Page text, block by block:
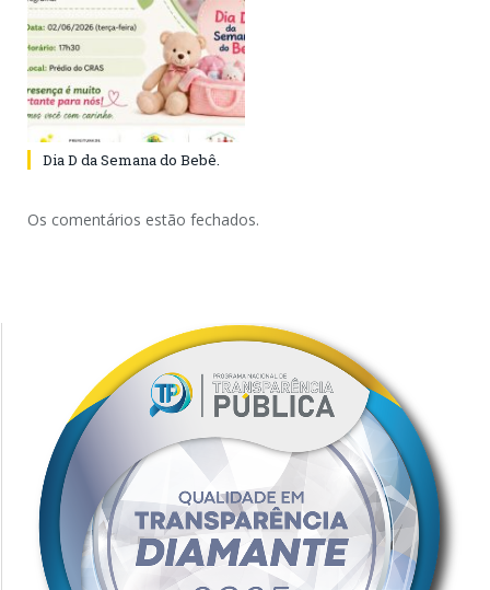
Dia D da Semana do Bebê.
Os comentários estão fechados.